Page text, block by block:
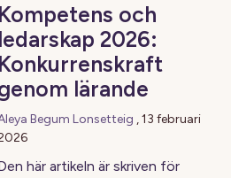
Kompetens och
ledarskap 2026:
Konkurrenskraft
lärande
Begum Lonsetteig ,13 februari
här artikeln är skriven för